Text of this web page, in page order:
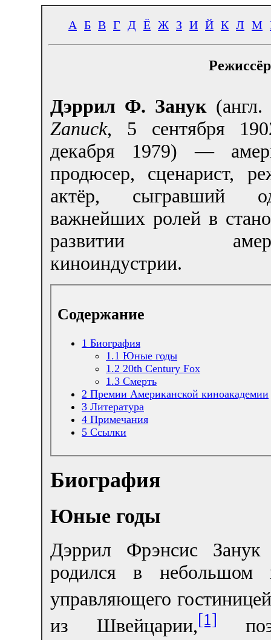
А Б В Г Д Ё Ж З И Й К Л М
Дэррил Ф. Занук (англ.
Zanuck, 5 сентября
декабря 1979) —
продюсер, сценарист,
актёр, сыгравший
важнейших ролей в
развитии
киноиндустрии.
Содержание
1 Биография
1.1 Юные годы
1.2 20th Century Fox
1.3 Смерть
2 Премии Американской киноакадемии
3 Литература
4 Примечания
5 Ссылки
Биография
Юные годы
Дэррил Фрэнсис
родился в небольшом
управляющего
из Швейцарии,[1]